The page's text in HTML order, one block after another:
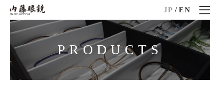
JP /EN
PRODUCTS